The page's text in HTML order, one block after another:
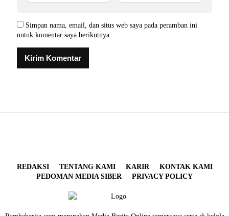
Simpan nama, email, dan situs web saya pada peramban ini
untuk komentar saya berikutnya.
REDAKSI TENTANG KAMI KARIR
KONTAK KAMI
PEDOMAN MEDIA SIBER
PRIVACY POLICY